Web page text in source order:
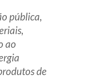
6616
pública,
ao
de